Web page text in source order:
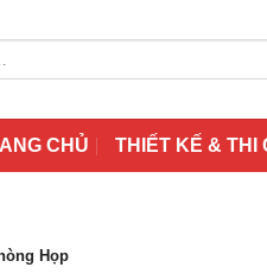
CHỦ THIẾT KẾ & THI
Họp